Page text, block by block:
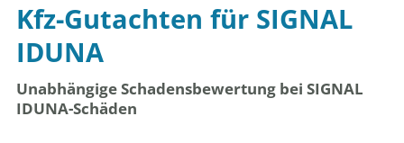
Kfz-Gutachten für SIGNAL
IDUNA
Unabhängige Schadensbewertung bei SIGNAL
IDUNA-Schäden